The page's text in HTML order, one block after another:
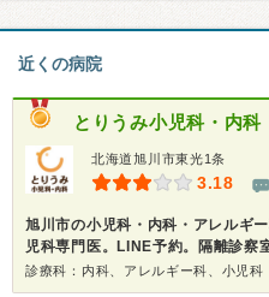
近くの病院
とりうみ小児科・内科
北海道旭川市東光1条
3.18
旭川市の小児科・内科・アレルギ
児科専門医。LINE予約。隔離診察
診療科：内科、アレルギー科、小児科